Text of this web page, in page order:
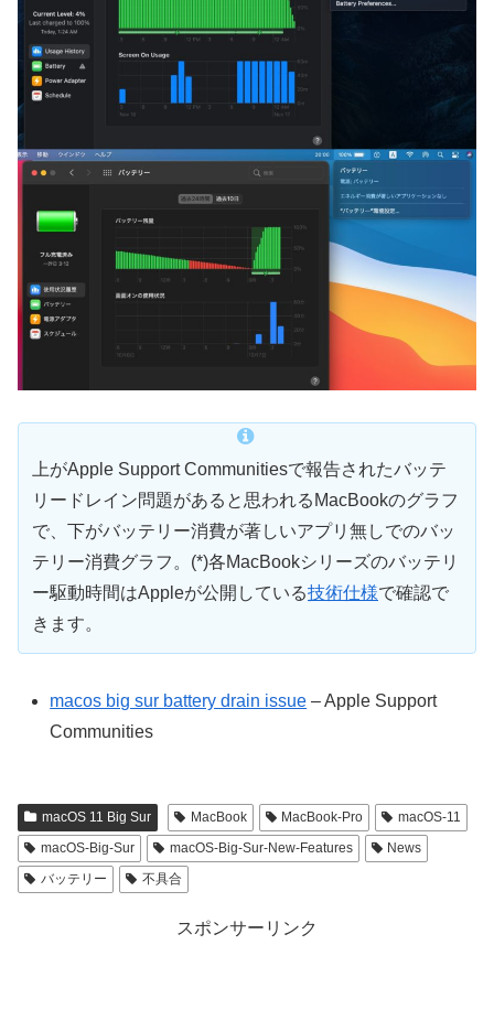
上がApple Support Communitiesで報告されたバッテ
リードレイン問題があると思われるMacBookのグラフ
で、下がバッテリー消費が著しいアプリ無しでのバッ
テリー消費グラフ。(*)各MacBookシリーズのバッテリ
ー駆動時間はAppleが公開している技術仕様で確認で
きます。
macos big sur battery drain issue – Apple Support
Communities
macOS 11 Big Sur MacBook MacBook-Pro
macOS-11
macOS-Big-Sur
macOS-Big-Sur-New-Features
News
バッテリー
不具合
スポンサーリンク